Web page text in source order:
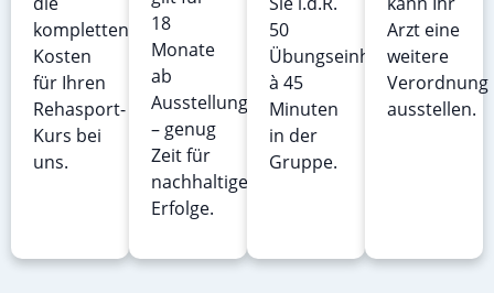
kompletten
Kosten
für Ihren
Rehasport-
Kurs bei
uns.
18
Monate
ab
Ausstellungsdatum
– genug
Zeit für
nachhaltige
Erfolge.
50
Übungseinheiten
à 45
Minuten
in der
Gruppe.
Arzt eine
weitere
Verordnung
ausstellen.